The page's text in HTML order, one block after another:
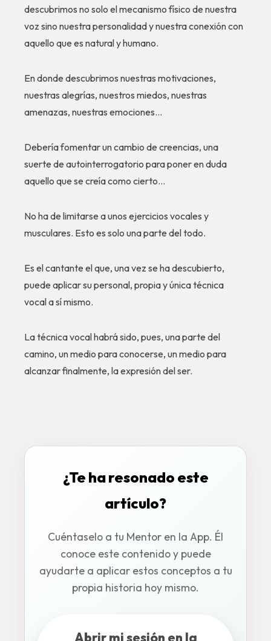
descubrimos no solo el mecanismo físico de nuestra
voz sino nuestra personalidad y nuestra conexión con
aquello que es natural y humano.
En donde descubrimos nuestras motivaciones,
nuestras alegrías, nuestros miedos, nuestras
amenazas, nuestras emociones…
Debería fomentar un cambio de creencias, una
suerte de autointerrogatorio para poner en duda
aquello que se creía como cierto…
No ha de limitarse a unos ejercicios vocales y
musculares. Esto es solo una parte del todo.
Es el cantante el que, una vez se ha descubierto,
puede aplicar su personal, propia y única técnica
vocal a sí mismo.
La técnica vocal habrá sido, pues, una parte del
camino, un medio para conocerse, un medio para
alcanzar finalmente, la expresión del ser.
¿Te ha resonado este
artículo?
Cuéntaselo a tu Mentor en la App. Él
conoce este contenido y puede
ayudarte a aplicar estos conceptos a tu
propia historia hoy mismo.
Abrir mi sesión en la